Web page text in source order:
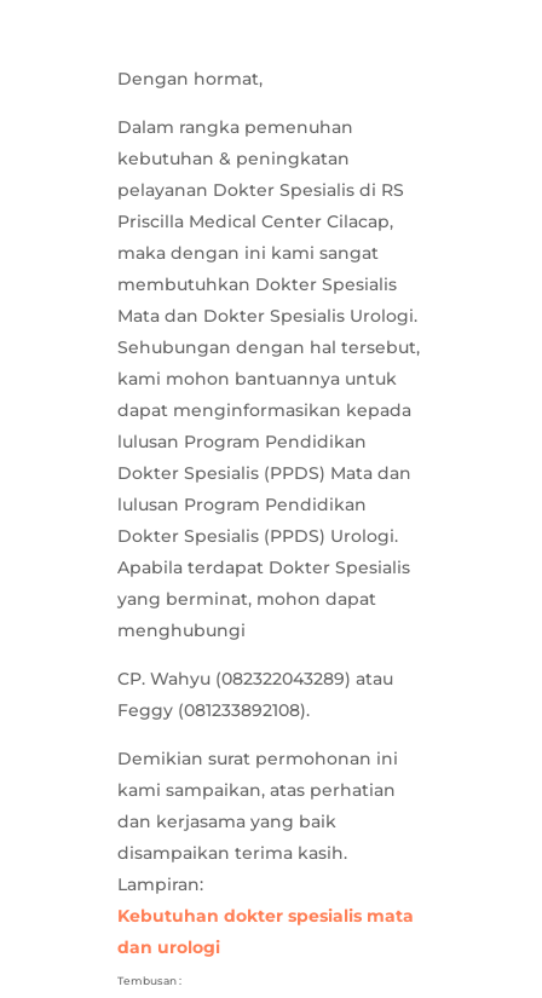
Dengan hormat,
Dalam rangka pemenuhan
kebutuhan & peningkatan
pelayanan Dokter Spesialis di RS
Priscilla Medical Center Cilacap,
maka dengan ini kami sangat
membutuhkan Dokter Spesialis
Mata dan Dokter Spesialis Urologi.
Sehubungan dengan hal tersebut,
kami mohon bantuannya untuk
dapat menginformasikan kepada
lulusan Program Pendidikan
Dokter Spesialis (PPDS) Mata dan
lulusan Program Pendidikan
Dokter Spesialis (PPDS) Urologi.
Apabila terdapat Dokter Spesialis
yang berminat, mohon dapat
menghubungi
CP. Wahyu (082322043289) atau
Feggy (081233892108).
Demikian surat permohonan ini
kami sampaikan, atas perhatian
dan kerjasama yang baik
disampaikan terima kasih.
Lampiran:
Kebutuhan dokter spesialis mata
dan urologi
Tembusan :